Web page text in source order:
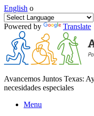
English o
Powered by Translate
Avancemos Juntos Texas:
necesidades especiales
Menu